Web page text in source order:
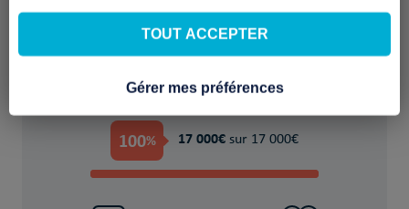
21 Personne(s) en situation de handicap
PROJET FINANCÉ !
100% 17 000€ sur 17 000€
TOUT ACCEPTER
Gérer mes préférences